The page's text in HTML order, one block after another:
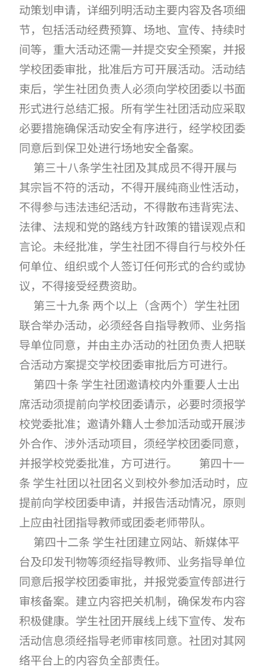
动策划申请，详细列明活动主要内容及各项细
节，包括活动经费预算、场地、宣传、持续时
间等，重大活动还需一并提交安全预案，并报
学校团委审批，批准后方可开展活动。活动结
束后，学生社团负责人必须向学校团委以书面
形式进行总结汇报。所有学生社团活动应采取
必要措施确保活动安全有序进行，经学校团委
同意后到保卫处进行场地安全备案。
第三十八条学生社团及其成员不得开展与
其宗旨不符的活动，不得开展纯商业性活动，
不得参与违法违纪活动，不得散布违背宪法、
法律、法规和党的路线方针政策的错误观点和
言论。未经批准，学生社团不得自行与校外任
何单位、组织或个人签订任何形式的合约或协
议，不得接受经费资助。
第三十九条 两个以上（含两个）学生社团
联合举办活动，必须经各自指导教师、业务指
导单位同意，并由主办活动的社团负责人把联
合活动方案提交学校团委审批后方可进行。
第四十条 学生社团邀请校内外重要人士出
席活动须提前向学校团委请示，必要时须报学
校党委批准；邀请外籍人士参加活动或开展涉
外合作、涉外活动项目，须经学校团委同意，
并报学校党委批准，方可进行。 第四十一
条 学生社团以社团名义到校外参加活动时，应
提前向学校团委申请，并报告活动情况，原则
上应由社团指导教师或团委老师带队。
第四十二条 学生社团建立网站、新媒体平
台及印发刊物等须经指导教师、业务指导单位
同意后报学校团委审批，并报党委宣传部进行
审核备案。建立内容把关机制，确保发布内容
积极健康。学生社团开展线上线下宣传、发布
活动信息须经指导老师审核同意。社团对其网
络平台上的内容负全部责任。